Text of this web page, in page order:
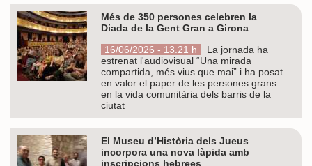
Més de 350 persones celebren la
Diada de la Gent Gran a Girona
16/06/2026 - 13.21 h
La jornada ha
estrenat l'audiovisual “Una mirada
compartida, més vius que mai” i ha posat
en valor el paper de les persones grans
en la vida comunitària dels barris de la
ciutat
El Museu d’Història dels Jueus
incorpora una nova làpida amb
inscripcions hebrees